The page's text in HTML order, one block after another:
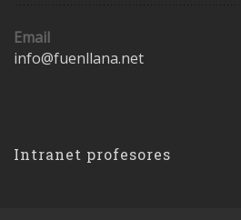
Email
info@fuenllana.net
Intranet profesores